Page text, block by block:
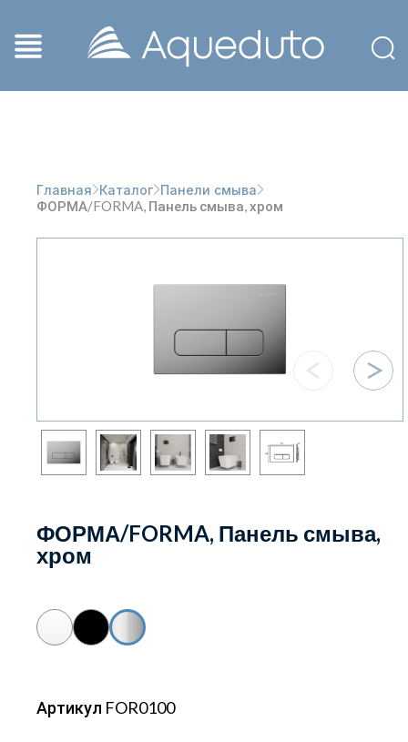
Главная Каталог Панели смыва
ФОРМА/FORMA, Панель смыва, хром
ФОРМА/FORMA, Панель смыва,
хром
Артикул FOR0100